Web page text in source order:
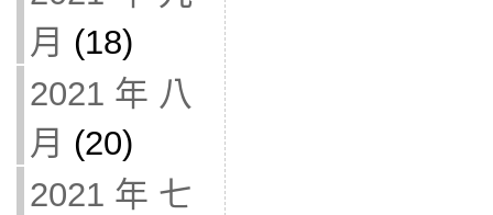
月 (18)
2021 年 八
月 (20)
2021 年 七